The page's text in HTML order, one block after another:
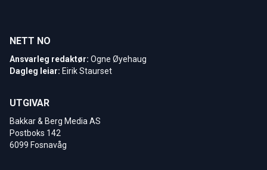
NETT NO
Ansvarleg redaktør: Ogne Øyehaug
Dagleg leiar: Eirik Staurset
UTGIVAR
Bakkar & Berg Media AS
Postboks 142
6099 Fosnavåg